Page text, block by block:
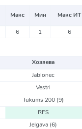
Макс Мин Макс ИТ
6 1 6
Хозяева
Jablonec
Vestri
Tukums 200 (9)
RFS
Jelgava (6)